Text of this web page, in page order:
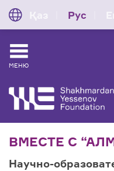
Рус
МЕНЮ
ВМЕСТЕ С
Научно-